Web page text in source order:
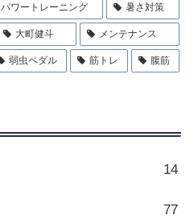
パワートレーニング 暑さ対策
大町健斗 メンテナンス
弱虫ペダル 筋トレ 腹筋
14
77